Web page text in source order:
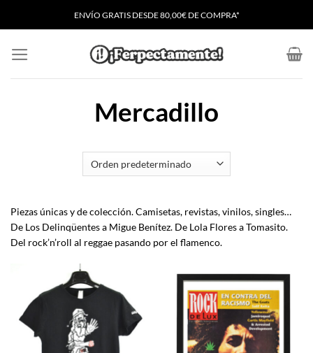
ENVÍO GRATIS DESDE 80,00€ DE COMPRA*
Mercadillo
Piezas únicas y de colección. Camisetas, revistas, vinilos, singles…
De Los Delinqüentes a Migue Benítez. De Lola Flores a Tomasito.
Del rock’n’roll al reggae pasando por el flamenco.